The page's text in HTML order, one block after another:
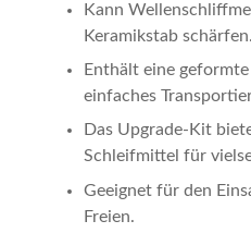
Kann
Keramikstab schärfen.
Enthält eine
einfaches
Das Upgrade-Kit
Schleifmittel für
Geeignet für den
Freien.